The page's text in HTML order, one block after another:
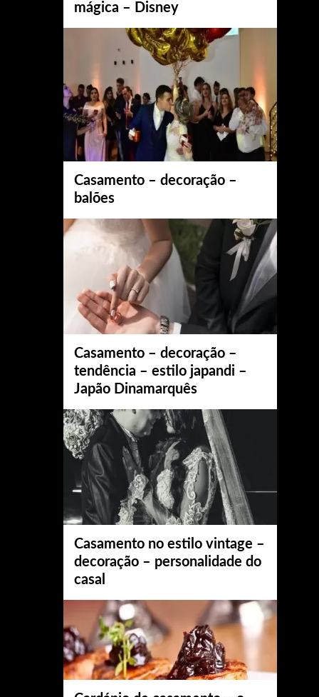
mágica – Disney
Casamento – decoração –
balões
Casamento – decoração –
tendência – estilo japandi –
Japão Dinamarquês
Casamento no estilo vintage –
decoração – personalidade do
casal